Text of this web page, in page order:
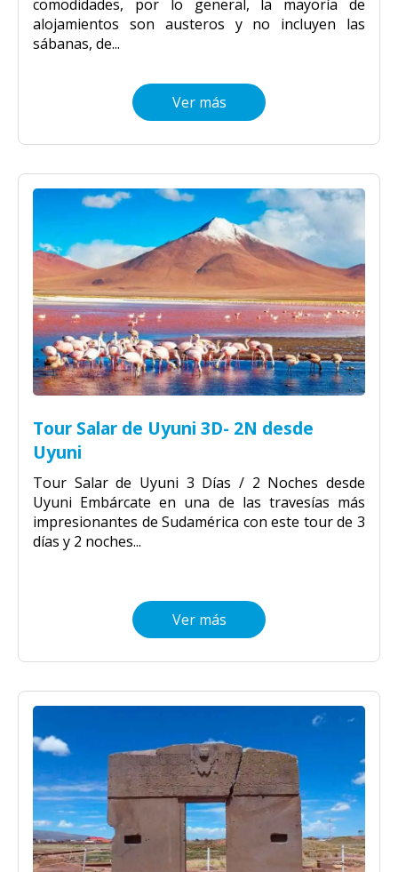
comodidades, por lo general, la mayoría de
alojamientos son austeros y no incluyen las
sábanas, de...
Ver más
Tour Salar de Uyuni 3D- 2N desde
Uyuni
Tour Salar de Uyuni 3 Días / 2 Noches desde
Uyuni Embárcate en una de las travesías más
impresionantes de Sudamérica con este tour de 3
días y 2 noches...
Ver más